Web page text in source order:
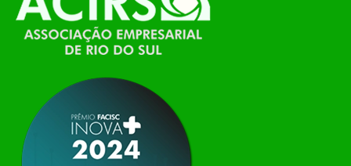
de Tecnologia da Informação do Alto Vale do
Itajaí, realizou, no dia 21 de julho, o evento
Conexão Tech NIAVI, reunindo empresas de
tecnologia da região para uma noite de
apresentação de novas iniciativas para o setor. O
encontro aconteceu em Rio…